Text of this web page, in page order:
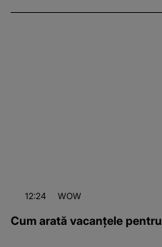
12:24 WOW
Cum arată vacanțele